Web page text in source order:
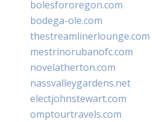
bolesfororegon.com
bodega-ole.com
thestreamlinerlounge.com
mestrinorubanofc.com
novelatherton.com
nassvalleygardens.net
electjohnstewart.com
omptourtravels.com